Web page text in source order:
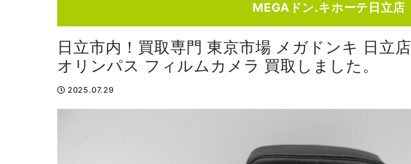
MEGAドン.キホーテ日立店
日立市内！買取専門 東京市場 メガドンキ 日立店
オリンパス フィルムカメラ 買取しました。
2025.07.29